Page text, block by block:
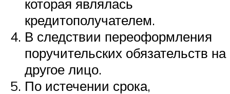
которая являлась
кредитополучателем.
В следствии переоформления
поручительских обязательств на
другое лицо.
По истечении срока,